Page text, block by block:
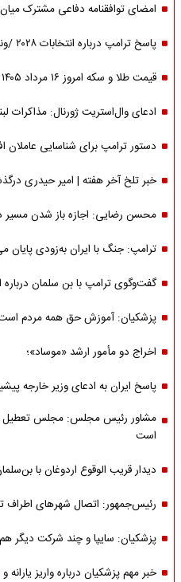
امضای توافقنامه دفاعی مشترک
پاسخ ترامپ درباره انتخابات ۲۰۲۸ /ونس یا روبیو؟
قیمت طلا و سکه امروز ۱۶ مرداد ۱۴۰۵ | طلای دست دوم گرمی چند؟
ادعای وال‌استریت ژورنال: مذاکرات
دستور ترامپ برای شناسایی عاملان
خبر تلخ آخر هفته | امیر حیدری
محسن رضایی: اجازه باز شدن مسیر
ترامپ: جنگ با ایران به‌زودی
گفت‌وگوی ترامپ با بن سلمان درباره
پزشکیان: آموزش حق همه مردم
اخراج دو مأمور ارشد «موساد»؛
پاسخ ایران به ادعای وزیر خارجه
مشاور رئیس مجلس: مجلس تعطیل
است
دیدار قریب الوقوع اردوغان با
رئیس‌جمهور: اتصال شهرهای اطراف
پزشکیان: سایپا و چند شرکت دیگر
خبر مهم پزشکیان درباره واریز